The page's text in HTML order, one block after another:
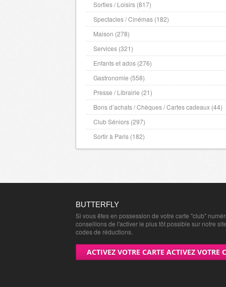
Sorties / Loisirs (817)
Spectacles / Cinémas (182)
Maison (278)
Services (321)
Enfants et ados (276)
Gastronomie (558)
Presse / Librairie (21)
Bons d’achats / Chèques / Cartes cadeaux (44)
Club Séniors (297)
Sortir à Paris (182)
BUTTERFLY
Si vous êtes en possession de votre carte "club"
conseillons de l'activer le plus tôt possible sur notre
codes de réductions.
ACTIVEZ VOTRE CARTE ACTIVEZ VOTRE